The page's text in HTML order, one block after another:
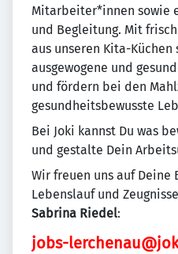
Mitarbeiter*innen sowie
und Begleitung. Mit
aus unseren Kita-
ausgewogene und
und fördern bei den
gesundheitsbewusste
Bei Joki kannst Du was
und gestalte Dein
Wir freuen uns auf Deine
Lebenslauf und
Sabrina Riedel:
jobs-